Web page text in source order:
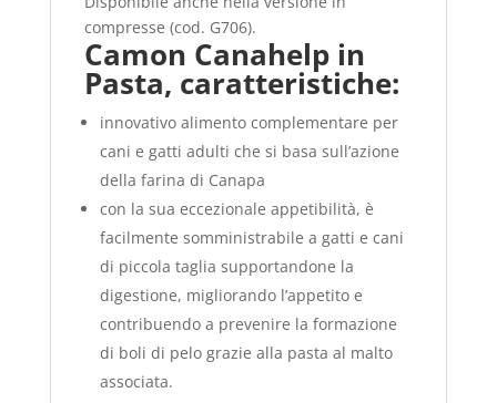
compresse (cod. G706).
Camon Canahelp in
Pasta, caratteristiche:
innovativo alimento complementare per
cani e gatti adulti che si basa sull’azione
della farina di Canapa
con la sua eccezionale appetibilità, è
facilmente somministrabile a gatti e cani
di piccola taglia supportandone la
digestione, migliorando l’appetito e
contribuendo a prevenire la formazione
di boli di pelo grazie alla pasta al malto
associata.